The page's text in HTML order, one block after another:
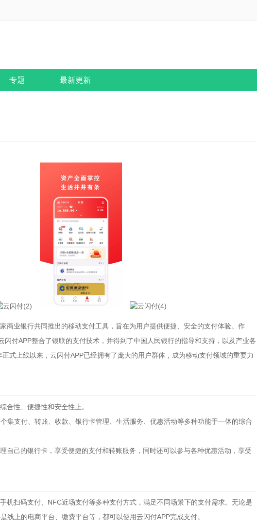
专题 最新更新
商业银行共同推出的移动支付工具，旨在为用户提供便捷、安全的支付体验。作
闪付APP整合了银联的支付技术，并得到了中国人民银行的指导和支持，以及产业各
式上线以来，云闪付APP已经拥有了庞大的用户群体，成为移动支付领域的重要力
合性、便捷性和安全性上。
集支付、转账、收款、银行卡管理、生活服务、优惠活动等多种功能于一体的综合
自己的银行卡，享受便捷的支付和转账服务，同时还可以参与各种优惠活动，享受
机扫码支付、NFC近场支付等多种支付方式，满足不同场景下的支付需求。无论是
线上的电商平台、缴费平台等，都可以使用云闪付APP完成支付。